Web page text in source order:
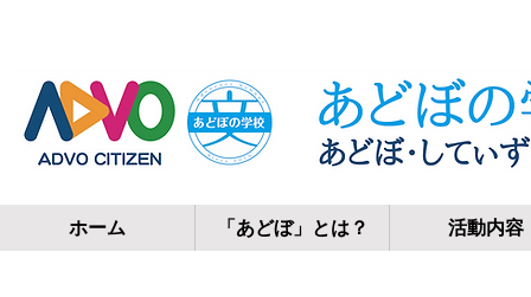
ホーム 「あどぼ」とは？ 活動内容